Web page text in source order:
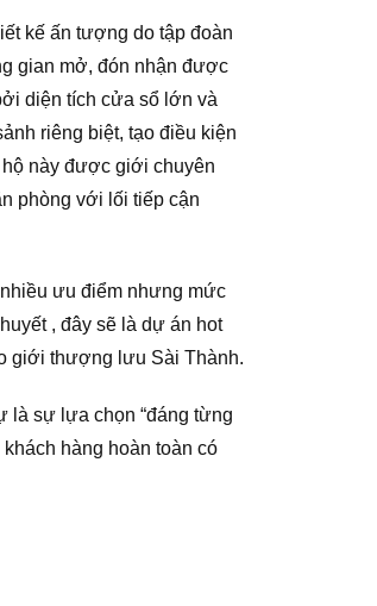
kế ấn tượng do tập đoàn
gian mở, đón nhận được
diện tích cửa sổ lớn và
riêng biệt, tạo điều kiện
này được giới chuyên
phòng với lối tiếp cận
ưu điểm nhưng mức
, đây sẽ là dự án hot
giới thượng lưu Sài Thành.
là sự lựa chọn “đáng từng
hàng hoàn toàn có